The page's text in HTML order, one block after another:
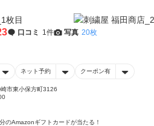
口コミ 1件 写真 20枚
ネット予約 クーポン有
市東小保方町3126
のAmazonギフトカードが当たる！